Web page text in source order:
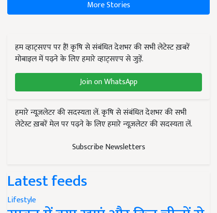
More Stories
हम व्हाट्सएप पर हैं! कृषि से संबंधित देशभर की सभी लेटेस्ट ख़बरें
मोबाइल में पढ़ने के लिए हमारे व्हाट्सएप से जुड़ें.
Join on WhatsApp
हमारे न्यूज़लेटर की सदस्यता लें. कृषि से संबंधित देशभर की सभी
लेटेस्ट ख़बरें मेल पर पढ़ने के लिए हमारे न्यूज़लेटर की सदस्यता लें.
Subscribe Newsletters
Latest feeds
Lifestyle